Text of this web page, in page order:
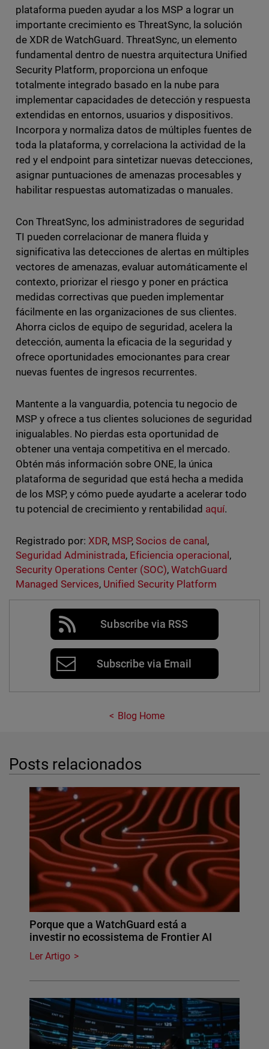
plataforma pueden ayudar a los MSP a lograr un
importante crecimiento es ThreatSync, la solución
de XDR de WatchGuard. ThreatSync, un elemento
fundamental dentro de nuestra arquitectura Unified
Security Platform, proporciona un enfoque
totalmente integrado basado en la nube para
implementar capacidades de detección y respuesta
extendidas en entornos, usuarios y dispositivos.
Incorpora y normaliza datos de múltiples fuentes de
toda la plataforma, y correlaciona la actividad de la
red y el endpoint para sintetizar nuevas detecciones,
asignar puntuaciones de amenazas procesables y
habilitar respuestas automatizadas o manuales.
Con ThreatSync, los administradores de seguridad
TI pueden correlacionar de manera fluida y
significativa las detecciones de alertas en múltiples
vectores de amenazas, evaluar automáticamente el
contexto, priorizar el riesgo y poner en práctica
medidas correctivas que pueden implementar
fácilmente en las organizaciones de sus clientes.
Ahorra ciclos de equipo de seguridad, acelera la
detección, aumenta la eficacia de la seguridad y
ofrece oportunidades emocionantes para crear
nuevas fuentes de ingresos recurrentes.
Mantente a la vanguardia, potencia tu negocio de
MSP y ofrece a tus clientes soluciones de seguridad
inigualables. No pierdas esta oportunidad de
obtener una ventaja competitiva en el mercado.
Obtén más información sobre ONE, la única
plataforma de seguridad que está hecha a medida
de los MSP, y cómo puede ayudarte a acelerar todo
tu potencial de crecimiento y rentabilidad aquí.
Registrado por: XDR, MSP, Socios de canal ,
Seguridad Administrada, Eficiencia operacional ,
Security Operations Center (SOC),WatchGuard
Managed Services, Unified Security Platform
Subscribe via RSS
Subscribe via Email
Blog Home
Posts relacionados
Porque que a WatchGuard está a
investir no ecossistema de Frontier AI
Ler Artigo